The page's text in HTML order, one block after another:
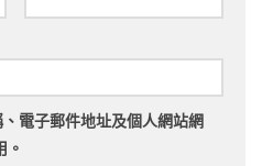
電子郵件地址及個人網站網
。